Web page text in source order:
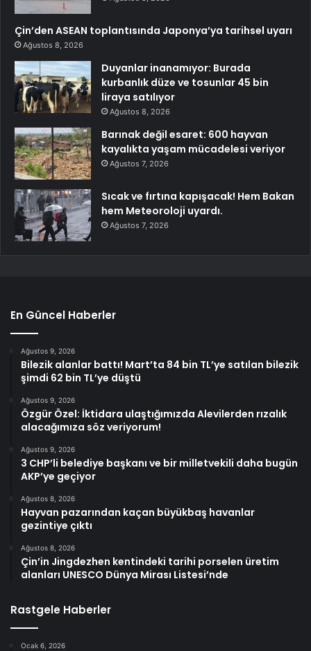
Çin’den ASEAN toplantısında Japonya’ya tarihsel uyarı
Ağustos 8, 2026
Duyanlar inanamıyor: Burada
kurbanlık düze ve tosunlar 45 bin
liraya satılıyor
Ağustos 8, 2026
Barınak değil esaret: 600 hayvan
kayalıkta yaşam mücadelesi veriyor
Ağustos 7, 2026
Sıcak ve fırtına kapışacak! Hem Bakan
hem Meteoroloji uyardı.
Ağustos 7, 2026
En Güncel Haberler
Ağustos 9, 2026
Bilezik alanlar battı! Mart’ta 84 bin TL’ye satılan bilezik
şimdi 62 bin TL’ye düştü
Ağustos 9, 2026
Özgür Özel: İktidara ulaştığımızda Alevilerden rızalık
alacağımıza söz veriyorum!
Ağustos 9, 2026
3 CHP’li belediye başkanı ve bir milletvekili daha bugün
AKP’ye geçiyor
Ağustos 8, 2026
Hayvan pazarından kaçan büyükbaş havanlar
gezintiye çıktı
Ağustos 8, 2026
Çin’in Jingdezhen kentindeki tarihi porselen üretim
alanları UNESCO Dünya Mirası Listesi’nde
Rastgele Haberler
Ocak 6, 2026